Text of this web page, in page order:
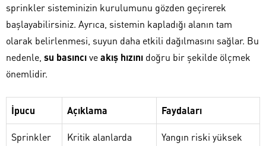
sprinkler sisteminizin kurulumunu gözden geçirerek
başlayabilirsiniz. Ayrıca, sistemin kapladığı alanın tam
olarak belirlenmesi, suyun daha etkili dağılmasını sağlar. Bu
nedenle, su basıncıveakış hızını doğru bir şekilde ölçmek
önemlidir.
İpucu Açıklama Faydaları
Sprinkler
Kritik alanlarda
Yangın riski yüksek